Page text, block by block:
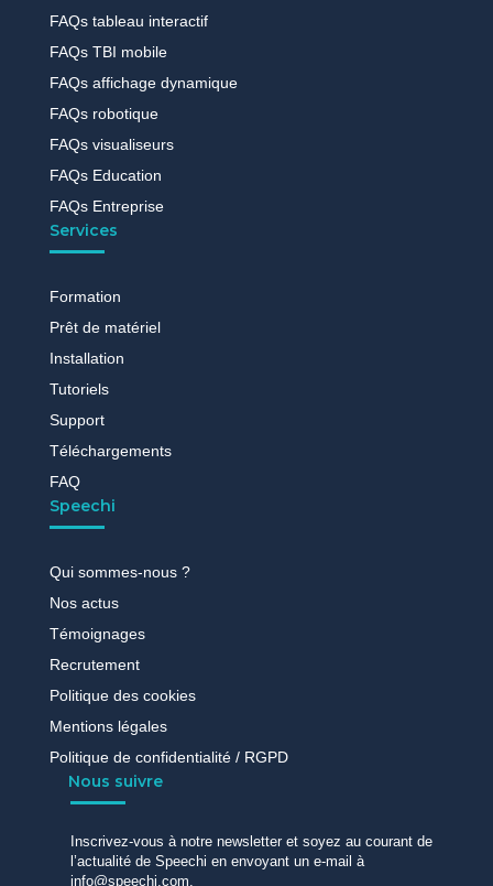
FAQs tableau interactif
FAQs TBI mobile
FAQs affichage dynamique
FAQs robotique
FAQs visualiseurs
FAQs Education
FAQs Entreprise
Services
Formation
Prêt de matériel
Installation
Tutoriels
Support
Téléchargements
FAQ
Speechi
Qui sommes-nous ?
Nos actus
Témoignages
Recrutement
Politique des cookies
Mentions légales
Politique de confidentialité / RGPD
Nous suivre
Inscrivez-vous à notre newsletter et soyez au courant de
l’actualité de Speechi en envoyant un e-mail à
info@speechi.com.